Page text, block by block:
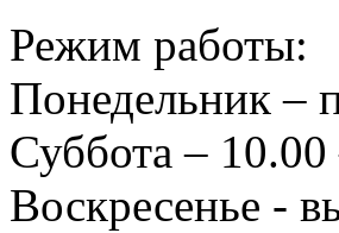
Режим работы:
Понедельник –
Суббота –
Воскресенье -